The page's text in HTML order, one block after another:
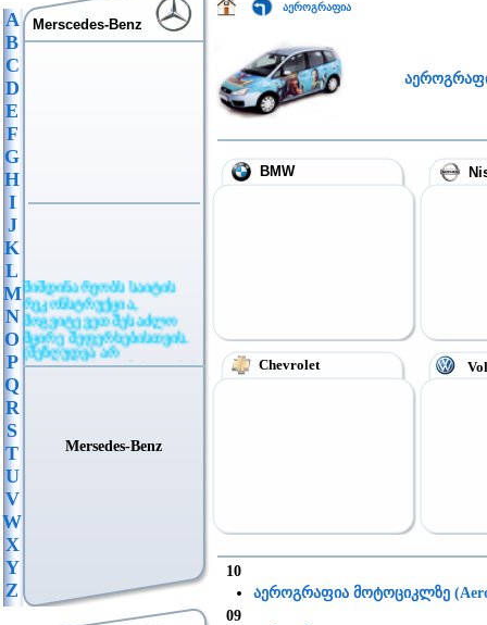
A
B
C
D
E
F
G
H
I
J
K
L
M
N
O
P
Q
R
S
T
U
V
W
X
Y
Z
Merscedes-Benz
მიმდინარეობს საიტის
რეკონსტრუქცია,
მოგვიტევეთ შესაძლო
მცირე შეფერხებისთვის.
(შეზღუდვა არ
ვრცელდება განცხადების
Mersedes-Benz
აეროგრაფია
BMW
Chevrolet
10
აეროგრაფია მოტოციკლზე
09